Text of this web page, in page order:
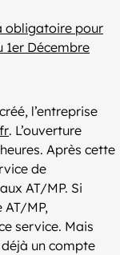
obligatoire pour
1er Décembre
l’entreprise
. L’ouverture
Après cette
de
AT/MP. Si
AT/MP,
service. Mais
un compte